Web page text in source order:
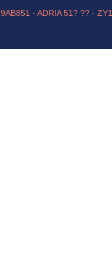
9AB851 - ADRIA 51? ?? -